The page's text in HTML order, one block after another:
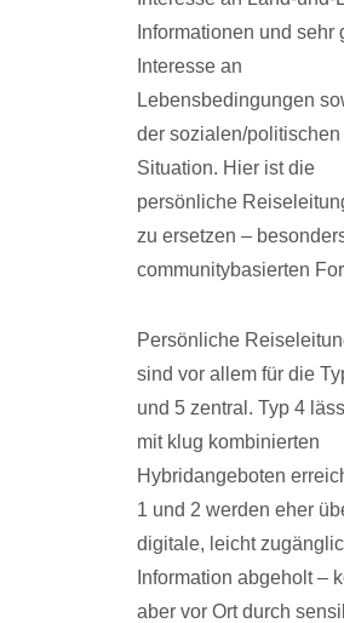
Informationen und sehr
Interesse an
Lebensbedingungen
der sozialen/politischen
Situation. Hier ist die
persönliche
zu ersetzen –
communitybasierten
Persönliche
sind vor allem für die
und 5 zentral. Typ 4
mit klug kombinierten
Hybridangeboten
1 und 2 werden eher
digitale, leicht
Information abgeholt –
aber vor Ort durch